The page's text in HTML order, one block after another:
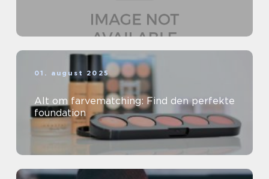
01. august 2025
Alt om farvematching: Find den perfekte
foundation